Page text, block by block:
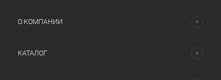
О КОМПАНИИ
КАТАЛОГ